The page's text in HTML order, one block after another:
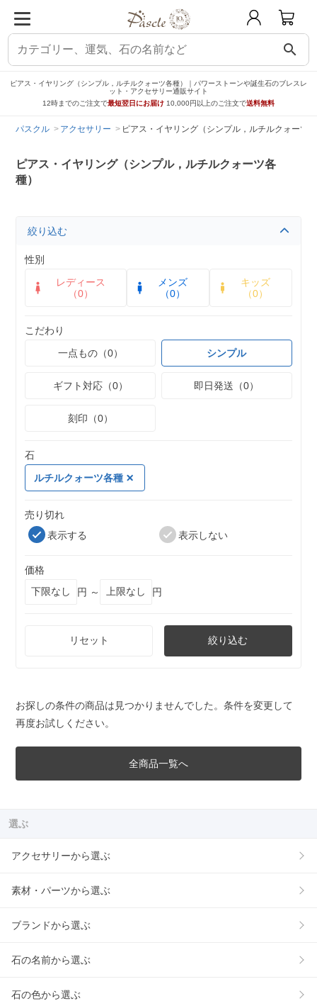
search
ピアス・イヤリング（シンプル，ルチルクォーツ各種）｜パワーストーンや誕生石のブレスレ
ット・アクセサリー通販サイト
12時までのご注文で最短翌日にお届け 10,000円以上のご注文で送料無料
パスクル アクセサリー ピアス・イヤリング（シンプル，ルチルクォーツ
ピアス・イヤリング（シンプル，ルチルクォーツ各
種）
絞り込む
性別
レディース
（0）
メンズ
（0）
キッズ
（0）
こだわり
一点もの（0）
シンプル
ギフト対応（0） 即日発送（0）
刻印（0）
石
ルチルクォーツ各種
売り切れ
表示する
表示しない
価格
円 ～
円
リセット 絞り込む
お探しの条件の商品は見つかりませんでした。条件を変更して
再度お試しください。
全商品一覧へ
選ぶ
アクセサリーから選ぶ
素材・パーツから選ぶ
ブランドから選ぶ
石の名前から選ぶ
石の色から選ぶ